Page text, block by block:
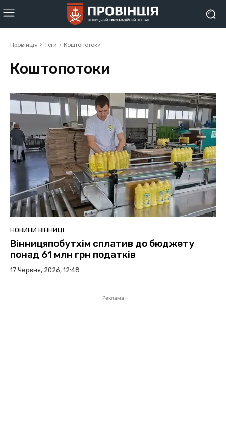
Провінція Теги Коштопотоки
Коштопотоки
НОВИНИ ВІННИЦІ
Вінницяпобутхім сплатив до бюджету
понад 61 млн грн податків
17 Червня, 2026, 12:48
- Реклама -